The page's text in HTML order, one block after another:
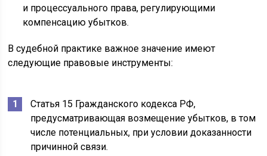
и процессуального права, регулирующими
компенсацию убытков.
В судебной практике важное значение имеют
следующие правовые инструменты:
Статья 15 Гражданского кодекса РФ,
предусматривающая возмещение убытков, в том
числе потенциальных, при условии доказанности
причинной связи.